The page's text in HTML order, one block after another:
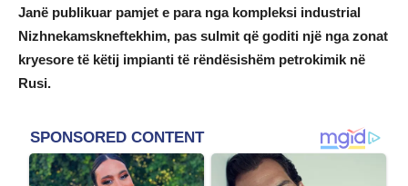
Janë publikuar pamjet e para nga kompleksi industrial
Nizhnekamskneftekhim, pas sulmit që goditi një nga zonat
kryesore të këtij impianti të rëndësishëm petrokimik në
Rusi.